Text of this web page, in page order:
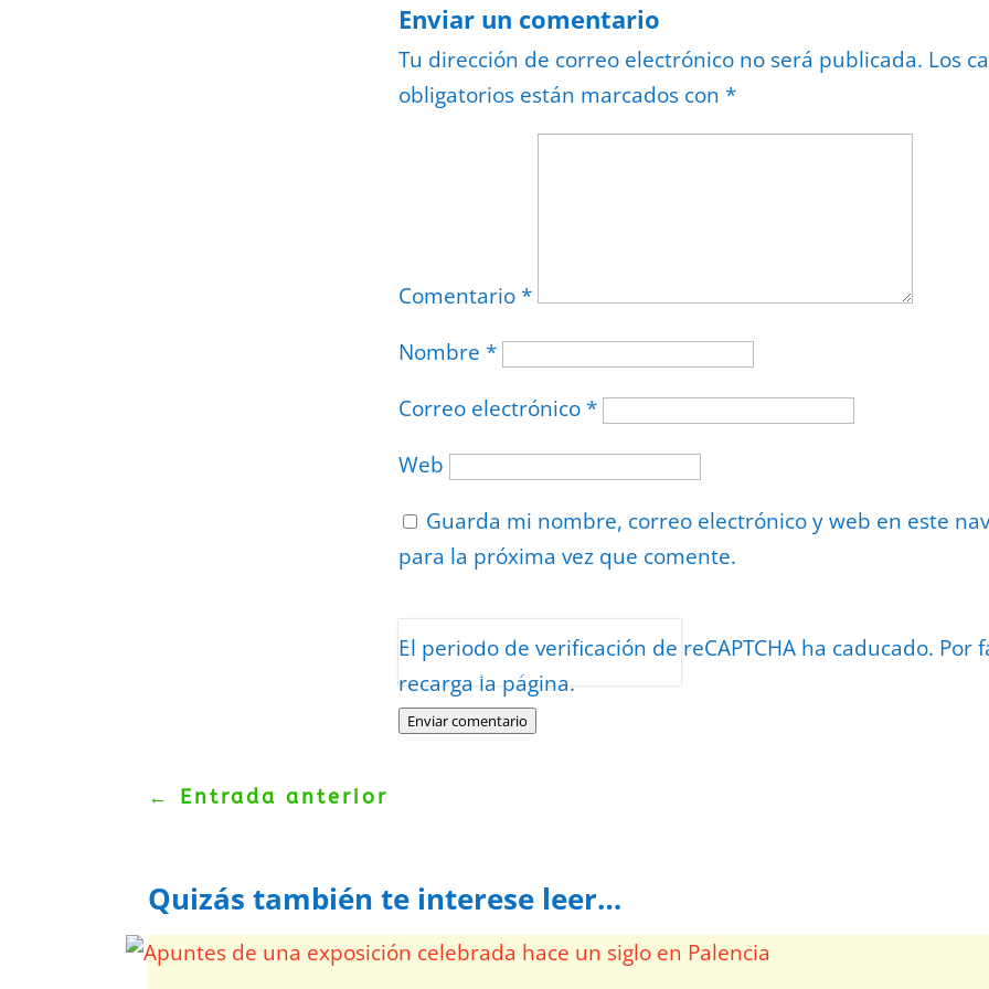
Enviar un comentario
Tu dirección de correo electrónico no será publicada. Los
obligatorios están marcados con *
Comentario *
Nombre *
Correo electrónico *
Web
Guarda mi nombre, correo electrónico y web en este
para la próxima vez que comente.
El periodo de verificación de reCAPTCHA ha caducado. Por
recarga la página.
Enviar comentario
Protegidos por reCAPTCHA
Términos
← Entrada anterior
Quizás también te interese leer…